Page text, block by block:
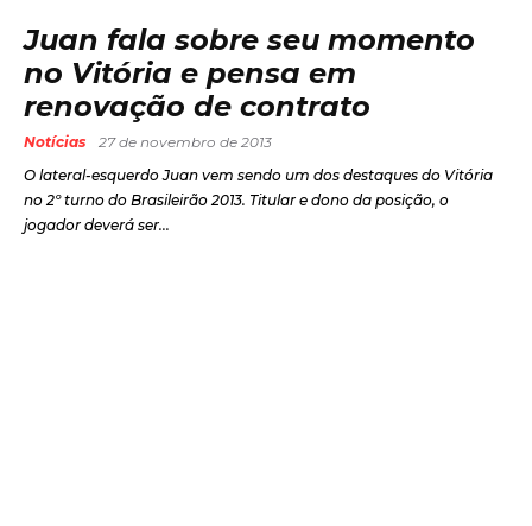
Juan fala sobre seu momento
no Vitória e pensa em
renovação de contrato
Notícias
27 de novembro de 2013
O lateral-esquerdo Juan vem sendo um dos destaques do Vitória
no 2º turno do Brasileirão 2013. Titular e dono da posição, o
jogador deverá ser...